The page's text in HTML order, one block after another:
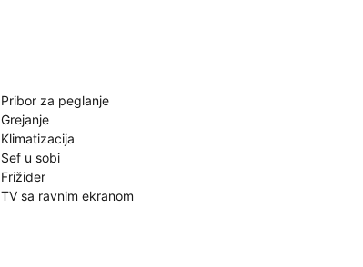
Pribor za peglanje
Grejanje
Klimatizacija
Sef u sobi
Frižider
TV sa ravnim ekranom